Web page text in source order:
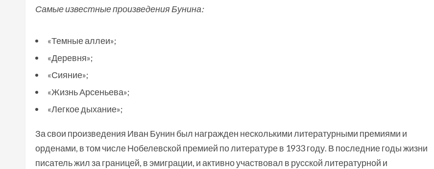
Самые известные произведения Бунина:
«Темные аллеи»;
«Деревня»;
«Сияние»;
«Жизнь Арсеньева»;
«Легкое дыхание»;
За свои произведения Иван Бунин был награжден несколькими литературными премиями и
орденами, в том числе Нобелевской премией по литературе в 1933 году. В последние годы жизни
писатель жил за границей, в эмиграции, и активно участвовал в русской литературной и